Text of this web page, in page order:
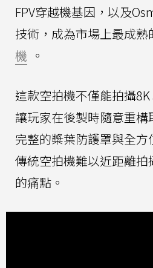
FPV穿越機基因，以及
技術，成為市場上最成熟
機 。
這款空拍機不僅能拍攝8K
讓玩家在後製時隨意重
完整的槳葉防護罩與全
傳統空拍機難以近距離
的痛點。